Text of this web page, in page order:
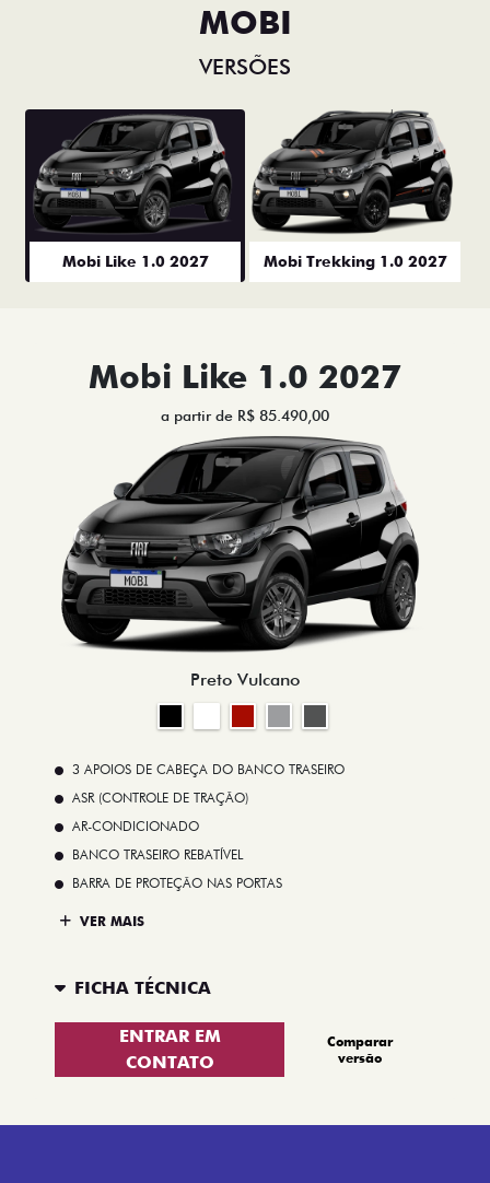
MOBI
VERSÕES
Mobi Like 1.0 2027 Mobi Trekking 1.0 2027
Mobi Like 1.0 2027
a partir de R$ 85.490,00
Preto Vulcano
3 APOIOS DE CABEÇA DO BANCO TRASEIRO
ASR (CONTROLE DE TRAÇÃO)
AR-CONDICIONADO
BANCO TRASEIRO REBATÍVEL
BARRA DE PROTEÇÃO NAS PORTAS
VER MAIS
FICHA TÉCNICA
ENTRAR EM
CONTATO
Comparar
versão